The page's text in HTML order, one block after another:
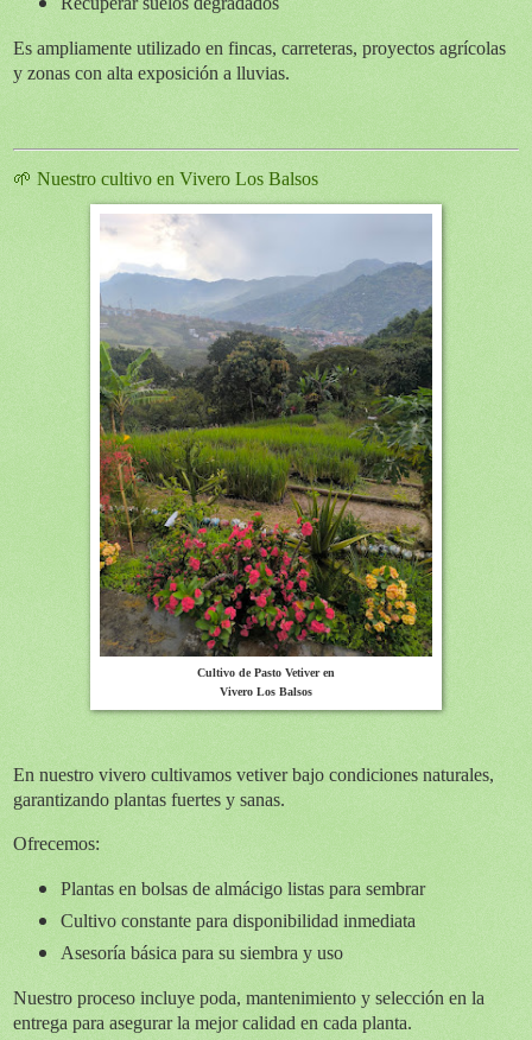
Es ampliamente utilizado en fincas, carreteras, proyectos agrícolas
y zonas con alta exposición a lluvias.
🌱 Nuestro cultivo en Vivero Los Balsos
Cultivo de Pasto Vetiver en
Vivero Los Balsos
En nuestro vivero cultivamos vetiver bajo condiciones naturales,
garantizando plantas fuertes y sanas.
Ofrecemos:
Plantas en bolsas de almácigo listas para sembrar
Cultivo constante para disponibilidad inmediata
Asesoría básica para su siembra y uso
Nuestro proceso incluye poda, mantenimiento y selección en la
entrega para asegurar la mejor calidad en cada planta.